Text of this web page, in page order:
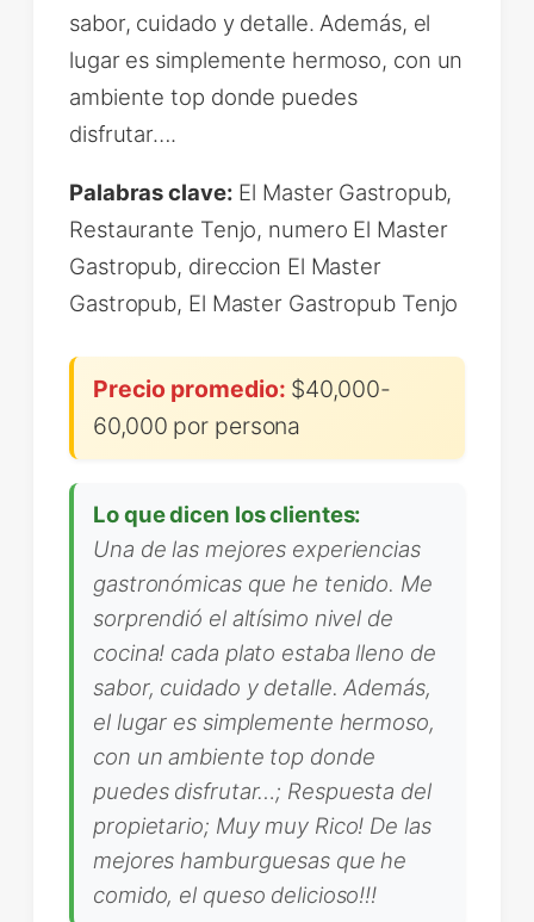
sabor, cuidado y detalle. Además, el
lugar es simplemente hermoso, con un
ambiente top donde puedes
disfrutar….
Palabras clave: El Master Gastropub,
Restaurante Tenjo, numero El Master
Gastropub, direccion El Master
Gastropub, El Master Gastropub Tenjo
Precio promedio: $40,000-
60,000 por persona
Lo que dicen los clientes:
Una de las mejores experiencias
gastronómicas que he tenido. Me
sorprendió el altísimo nivel de
cocina! cada plato estaba lleno de
sabor, cuidado y detalle. Además,
el lugar es simplemente hermoso,
con un ambiente top donde
puedes disfrutar…; Respuesta del
propietario; Muy muy Rico! De las
mejores hamburguesas que he
comido, el queso delicioso!!!